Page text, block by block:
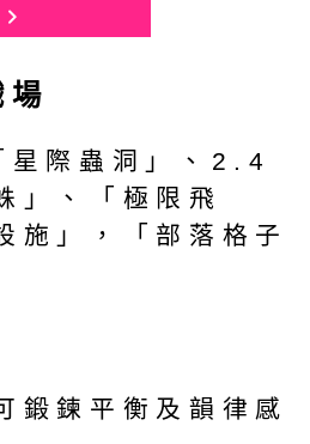
場
星際蟲洞」、2.4
」、「極限飛
施」，「部落格子
鍛鍊平衡及韻律感